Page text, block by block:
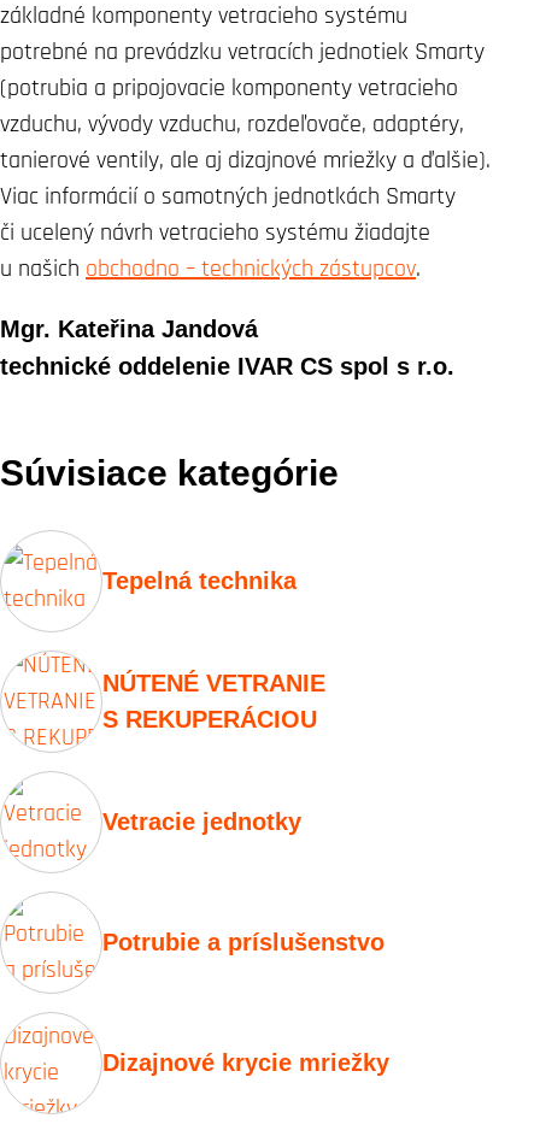
základné komponenty vetracieho systému
potrebné na prevádzku vetracích jednotiek Smarty
(potrubia a pripojovacie komponenty vetracieho
vzduchu, vývody vzduchu, rozdeľovače, adaptéry,
tanierové ventily, ale aj dizajnové mriežky a ďalšie).
Viac informácií o samotných jednotkách Smarty
či ucelený návrh vetracieho systému žiadajte
u našich obchodno – technických zástupcov.
Mgr. Kateřina Jandová
technické oddelenie IVAR CS spol s r.o.
Súvisiace kategórie
Tepelná technika
NÚTENÉ VETRANIE
S REKUPERÁCIOU
Vetracie jednotky
Potrubie a príslušenstvo
Dizajnové krycie mriežky